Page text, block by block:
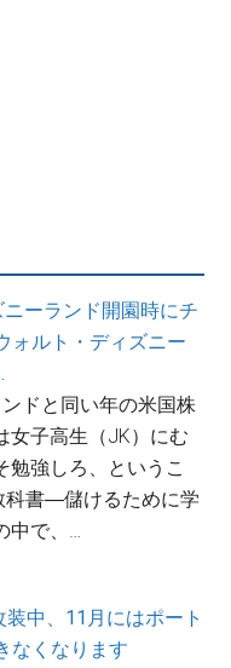
ニーランド開園時にチ
ォルト・ディズニー
ドと同い年の米国株
女子高生（JK）にむ
勉強しろ、というこ
科書―儲けるために学
中で、…
装中、11月にはポート
なくなります